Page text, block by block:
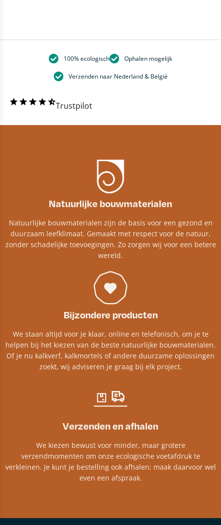
100% ecologisch Ophalen mogelijk
Verzenden naar Nederland & België
Trustpilot
Natuurlijke bouwmaterialen
Natuurlijke bouwmaterialen zijn de basis voor een gezond en
duurzaam leefklimaat. Gemaakt met respect voor de natuur,
zonder schadelijke toevoegingen. Zo zorgen wij voor een betere
wereld.
Bijzondere producten
We staan altijd voor je klaar, online en telefonisch, om je te
helpen bij het kiezen van de beste natuurlijke bouwmaterialen.
Of je nu kalkverf, kalkmortels of andere duurzame oplossingen
zoekt, wij adviseren je graag bij elk project.​
Verzenden en afhalen
We kiezen bewust voor minder, maar grotere
verzendmomenten om onze ecologische voetafdruk te
verkleinen. Je kunt je bestelling ook afhalen; maak daarvoor wel
even een afspraak.